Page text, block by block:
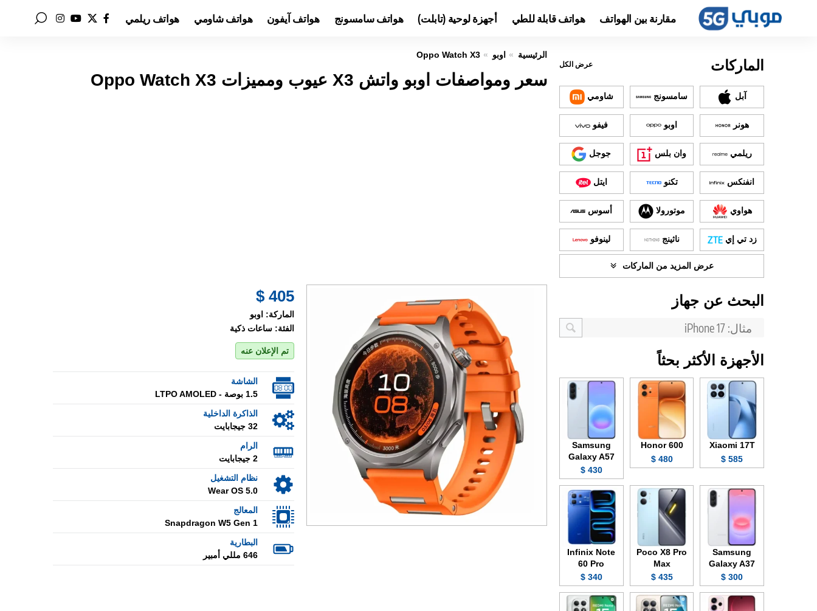
مقارنة بين الهواتف هواتف قابلة للطي أجهزة لوحية (تابلت) هواتف سامسونج هواتف آيفون هواتف شاومي هواتف ريلمي
الرئيسية اوبو Oppo Watch X3
سعر ومواصفات اوبو واتش X3 عيوب ومميزات Oppo Watch X3
405 $
الماركة: اوبو
الفئة: ساعات ذكية
تم الإعلان عنه
الشاشة
1.5 بوصة - LTPO AMOLED
الذاكرة الداخلية
32 جيجابايت
الرام
2 جيجابايت
نظام التشغيل
Wear OS 5.0
المعالج
Snapdragon W5 Gen 1
البطارية
646 مللي أمبير
الماركات عرض الكل
آبل سامسونج شاومي
هونر اوبو فيفو
ريلمي وان بلس جوجل
انفنكس تكنو ايتل
هواوي موتورولا أسوس
زد تي إي ناثينج لينوفو
عرض المزيد من الماركات
البحث عن جهاز
الأجهزة الأكثر بحثاً
Xiaomi 17T
585 $
Honor 600
480 $
Samsung
Galaxy A57
430 $
Samsung
Galaxy A37
300 $
Poco X8 Pro
Max
435 $
Infinix Note
60 Pro
340 $